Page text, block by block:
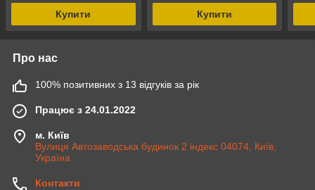
Купити Купити
Про нас
100% позитивних з 13 відгуків за рік
Працює з 24.01.2022
м. Київ
Вулиця Автозаводська будинок 2 індекс 04074, Київ,
Україна
Контакти